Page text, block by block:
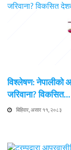
विश्लेषण: नेपालीको
जरिवाना? विकसित…
बिहिवार, असार ११, २०८३